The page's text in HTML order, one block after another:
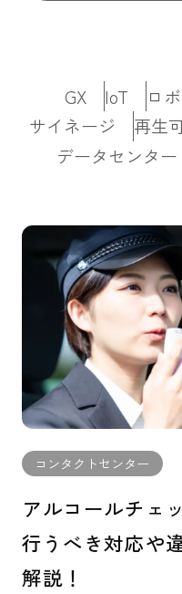
GX IoT ロ
サイネージ
再生
データセンター
コンタクトセンター
アルコールチェ
行うべき対応や
解説！